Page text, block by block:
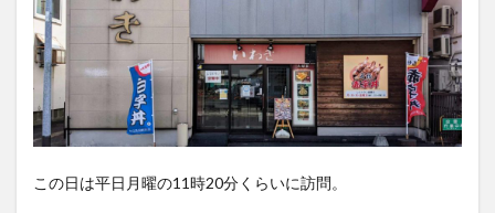
この日は平日月曜の11時20分くらいに訪問。